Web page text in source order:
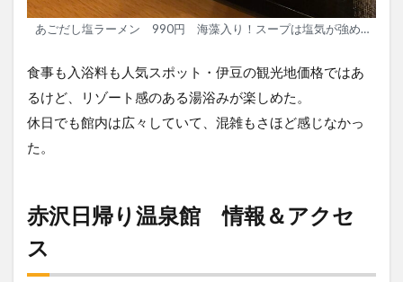
あごだし塩ラーメン 990円 海藻入り！スープは塩気が強め…
食事も入浴料も人気スポット・伊豆の観光地価格ではあ
るけど、リゾート感のある湯浴みが楽しめた。
休日でも館内は広々していて、混雑もさほど感じなかっ
た。
赤沢日帰り温泉館 情報＆アクセ
ス